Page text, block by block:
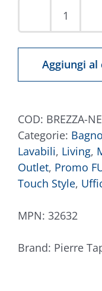
Tappeto
Aggiungi al
COD: BREZZA-
Categorie: Bagno
Lavabili, Living,
Outlet, Promo
Touch Style,
MPN: 32632
Brand: Pierre